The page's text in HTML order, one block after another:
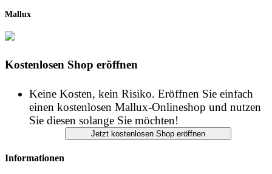
Mallux
Kostenlosen Shop eröffnen
Keine Kosten, kein Risiko. Eröffnen Sie einfach
einen kostenlosen Mallux-Onlineshop und nutzen
Sie diesen solange Sie möchten!
Informationen